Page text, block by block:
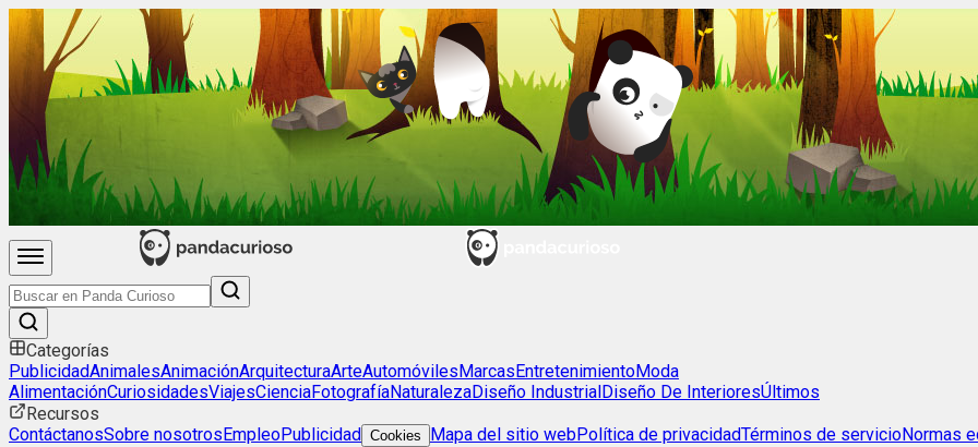
Categorías
PublicidadAnimalesAnimaciónArquitecturaArteAutomóvilesMarcasEntretenimientoModa
AlimentaciónCuriosidadesViajesCienciaFotografíaNaturalezaDiseño IndustrialDiseño De InterioresÚltimos
Recursos
ContáctanosSobre nosotrosEmpleoPublicidad Cookies Mapa del sitio webPolítica de privacidadTérminos de servicioNormas